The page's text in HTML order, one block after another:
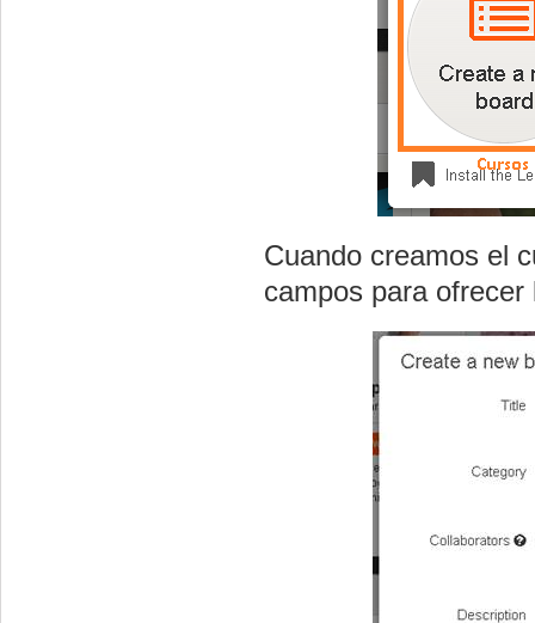
Cuando creamos el
campos para